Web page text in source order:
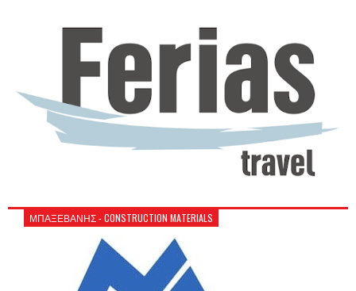
ΜΠΑΞΕΒΑΝΗΣ - CONSTRUCTION MATERIALS